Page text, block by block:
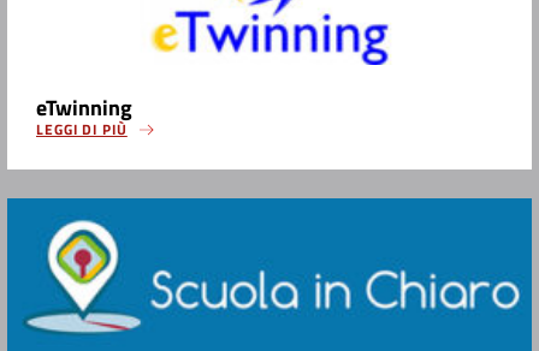
eTwinning
LEGGI DI PIÙ